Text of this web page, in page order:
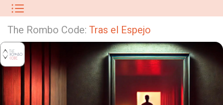
The Rombo Code: Tras el Espejo